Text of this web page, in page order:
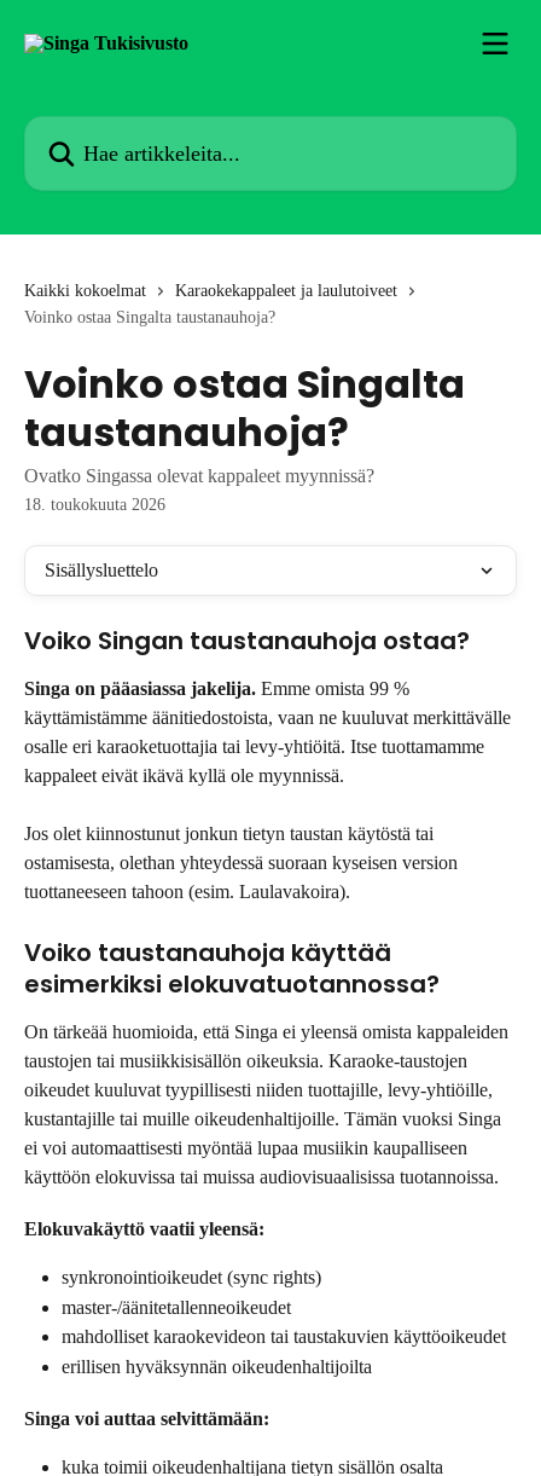
Hae artikkeleita...
Kaikki kokoelmat
Karaokekappaleet ja laulutoiveet
Voinko ostaa Singalta taustanauhoja?
Voinko ostaa Singalta
taustanauhoja?
Ovatko Singassa olevat kappaleet myynnissä?
18. toukokuuta 2026
Sisällysluettelo
Voiko Singan taustanauhoja ostaa?
Singa on pääasiassa jakelija. Emme omista 99 %
käyttämistämme äänitiedostoista, vaan ne kuuluvat merkittävälle
osalle eri karaoketuottajia tai levy-yhtiöitä. Itse tuottamamme
kappaleet eivät ikävä kyllä ole myynnissä.
Jos olet kiinnostunut jonkun tietyn taustan käytöstä tai
ostamisesta, olethan yhteydessä suoraan kyseisen version
tuottaneeseen tahoon (esim. Laulavakoira).
Voiko taustanauhoja käyttää
esimerkiksi elokuvatuotannossa?
On tärkeää huomioida, että Singa ei yleensä omista kappaleiden
taustojen tai musiikkisisällön oikeuksia. Karaoke-taustojen
oikeudet kuuluvat tyypillisesti niiden tuottajille, levy-yhtiöille,
kustantajille tai muille oikeudenhaltijoille. Tämän vuoksi Singa
ei voi automaattisesti myöntää lupaa musiikin kaupalliseen
käyttöön elokuvissa tai muissa audiovisuaalisissa tuotannoissa.
Elokuvakäyttö vaatii yleensä:
synkronointioikeudet (sync rights)
master-/äänitetallenneoikeudet
mahdolliset karaokevideon tai taustakuvien käyttöoikeudet
erillisen hyväksynnän oikeudenhaltijoilta
Singa voi auttaa selvittämään:
kuka toimii oikeudenhaltijana tietyn sisällön osalta